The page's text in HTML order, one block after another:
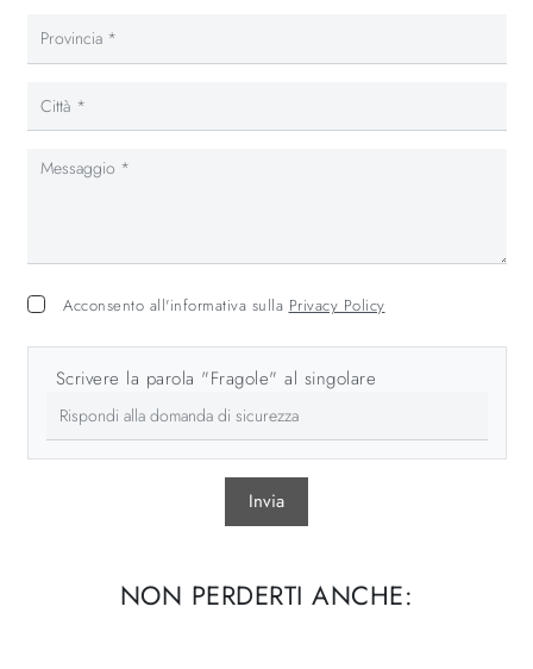
Acconsento all'informativa sulla Privacy Policy
Scrivere la parola "Fragole" al singolare
Invia
NON PERDERTI ANCHE: